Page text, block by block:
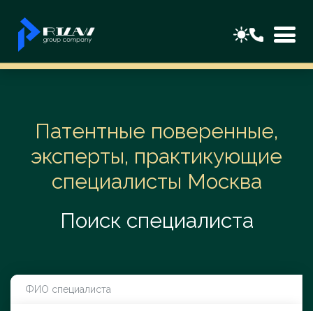
Патентные поверенные,
эксперты, практикующие
специалисты Москва
Поиск специалиста